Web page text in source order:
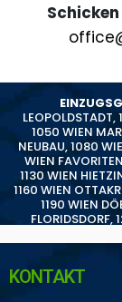
LEOPOLDSTADT,
1050 WIEN
NEUBAU,1080
WIEN FAVORITEN
1130 WIEN
1160 WIEN
1190 WIEN
FLORIDSDORF,
KONTAKT